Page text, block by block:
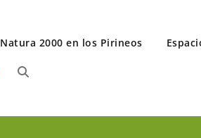
Natura 2000 en los Pirineos